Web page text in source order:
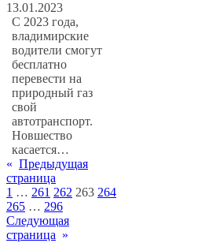
13.01.2023
С 2023 года,
владимирские
водители смогут
бесплатно
перевести на
природный газ
свой
автотранспорт.
Новшество
касается…
« Предыдущая
страница
1 … 261 262 263 264
265 … 296
Следующая
страница »